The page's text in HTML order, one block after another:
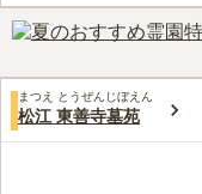
まつえ とうぜんじぼえん
松江 東善寺墓苑